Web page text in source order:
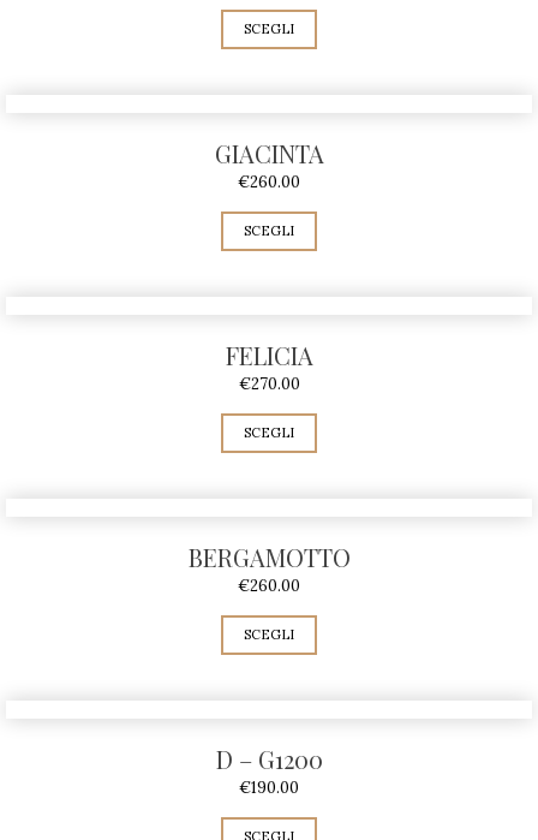
SCEGLI
GIACINTA
€260.00
SCEGLI
FELICIA
€270.00
SCEGLI
BERGAMOTTO
€260.00
SCEGLI
D – G1200
€190.00
SCEGLI